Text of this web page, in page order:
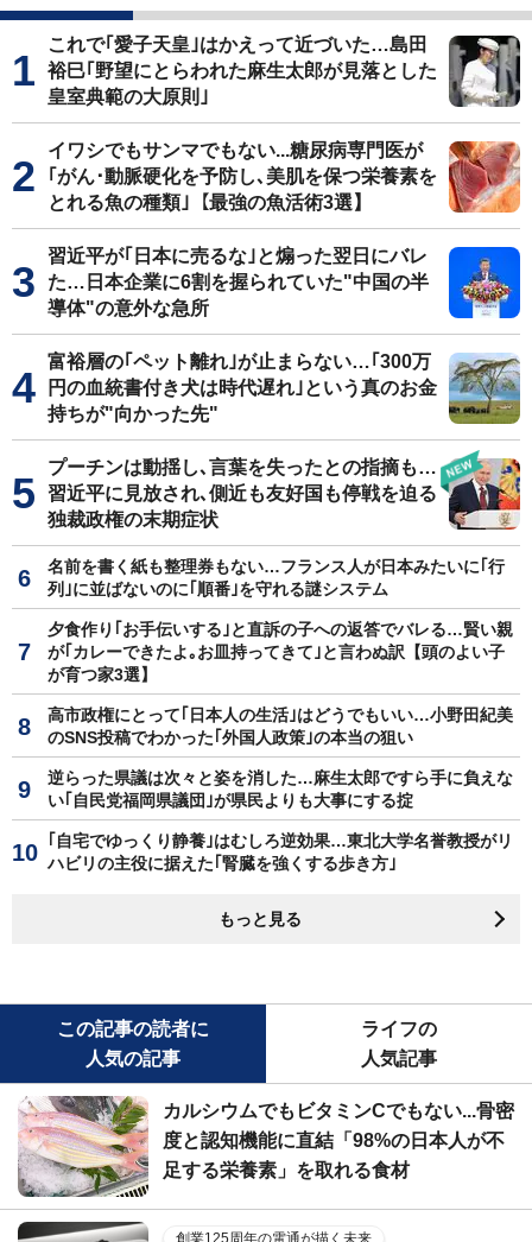
これで｢愛子天皇｣はかえって近づいた…島田
裕巳｢野望にとらわれた麻生太郎が見落とした
皇室典範の大原則｣
イワシでもサンマでもない...糖尿病専門医が
｢がん･動脈硬化を予防し､美肌を保つ栄養素を
とれる魚の種類｣【最強の魚活術3選】
習近平が｢日本に売るな｣と煽った翌日にバレ
た…日本企業に6割を握られていた"中国の半
導体"の意外な急所
富裕層の｢ペット離れ｣が止まらない…｢300万
円の血統書付き犬は時代遅れ｣という真のお金
持ちが"向かった先"
プーチンは動揺し､言葉を失ったとの指摘も…
習近平に見放され､側近も友好国も停戦を迫る
独裁政権の末期症状
名前を書く紙も整理券もない…フランス人が日本みたいに｢行
列｣に並ばないのに｢順番｣を守れる謎システム
夕食作り｢お手伝いする｣と直訴の子への返答でバレる…賢い親
が｢カレーできたよ｡お皿持ってきて｣と言わぬ訳【頭のよい子
が育つ家3選】
高市政権にとって｢日本人の生活｣はどうでもいい…小野田紀美
のSNS投稿でわかった｢外国人政策｣の本当の狙い
逆らった県議は次々と姿を消した…麻生太郎ですら手に負えな
い｢自民党福岡県議団｣が県民よりも大事にする掟
｢自宅でゆっくり静養｣はむしろ逆効果…東北大学名誉教授がリ
ハビリの主役に据えた｢腎臓を強くする歩き方｣
もっと見る
この記事の読者に
人気の記事
ライフの
人気記事
カルシウムでもビタミンCでもない...骨密
度と認知機能に直結「98%の日本人が不
足する栄養素」を取れる食材
創業125周年の電通が描く未来